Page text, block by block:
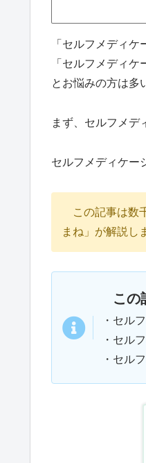
「セルフメディ
「セルフメディ
とお悩みの方は多
まず、セルフメデ
セルフメディケー
この記事は数
まね」が解説し
この
・セル
・セル
・セル